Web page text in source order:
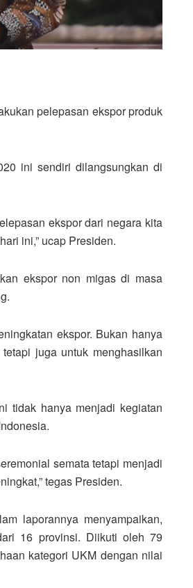
pelepasan ekspor produk
ini sendiri dilangsungkan di
ekspor dari negara kita
ini,” ucap Presiden.
ekspor non migas di masa
ekspor. Bukan hanya
juga untuk menghasilkan
tidak hanya menjadi kegiatan
semata tetapi menjadi
tegas Presiden.
laporannya menyampaikan,
16 provinsi. Diikuti oleh 79
kategori UKM dengan nilai